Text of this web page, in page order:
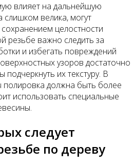
влияет на дальнейшую
слишком велика, могут
целостности
резьбе важно следить за
и избегать повреждений
узоров достаточно
подчеркнуть их текстуру. В
полировка должна быть более
использовать специальные
следует
по дереву